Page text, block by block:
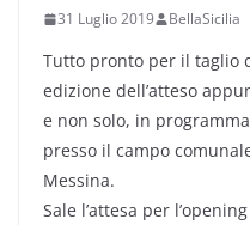
31 Luglio 2019 BellaSicilia
Tutto pronto per il taglio
edizione dell’atteso
e non solo, in
presso il campo
Messina.
Sale l’attesa per